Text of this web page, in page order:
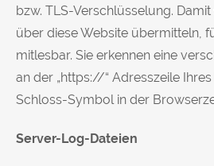
bzw. TLS-Verschlüsselung. Damit
über diese Website übermitteln,
mitlesbar. Sie erkennen eine
an der „https://“ Adresszeile
Schloss-Symbol in der
Server-Log-Dateien